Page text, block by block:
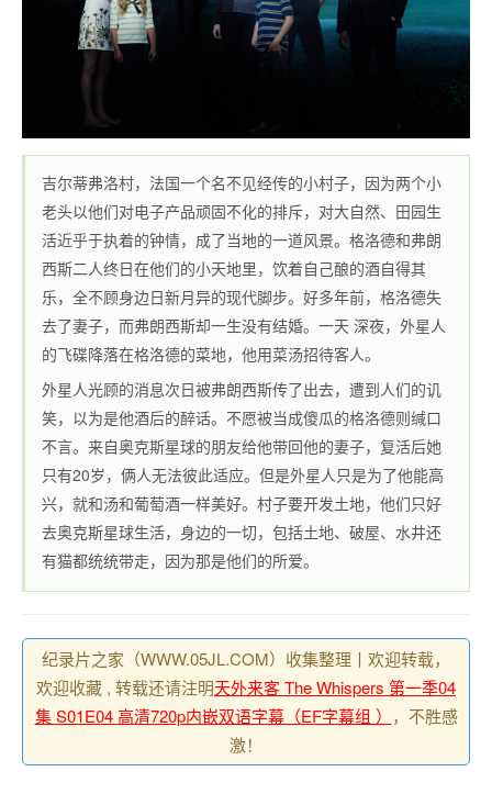
吉尔蒂弗洛村，法国一个名不见经传的小村子，因为两个小
老头以他们对电子产品顽固不化的排斥，对大自然、田园生
活近乎于执着的钟情，成了当地的一道风景。格洛德和弗朗
西斯二人终日在他们的小天地里，饮着自己酿的酒自得其
乐，全不顾身边日新月异的现代脚步。好多年前，格洛德失
去了妻子，而弗朗西斯却一生没有结婚。一天 深夜，外星人
的飞碟降落在格洛德的菜地，他用菜汤招待客人。
外星人光顾的消息次日被弗朗西斯传了出去，遭到人们的讥
笑，以为是他酒后的醉话。不愿被当成傻瓜的格洛德则缄口
不言。来自奥克斯星球的朋友给他带回他的妻子，复活后她
只有20岁，俩人无法彼此适应。但是外星人只是为了他能高
兴，就和汤和葡萄酒一样美好。村子要开发土地，他们只好
去奥克斯星球生活，身边的一切，包括土地、破屋、水井还
有猫都统统带走，因为那是他们的所爱。
纪录片之家（WWW.05JL.COM）收集整理丨欢迎转载，
欢迎收藏 , 转载还请注明天外来客 The Whispers 第一季04
集 S01E04 高清720p内嵌双语字幕（EF字幕组 ） ，不胜感
激！